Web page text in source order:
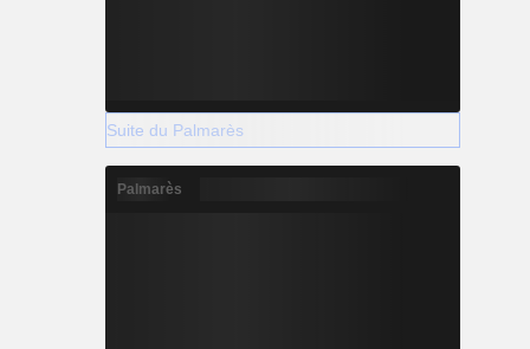
Suite du Palmarès
Palmarès